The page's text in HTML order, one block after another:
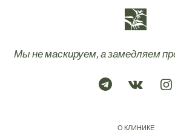
Мы не маскируем, а замедляем
О КЛИНИКЕ